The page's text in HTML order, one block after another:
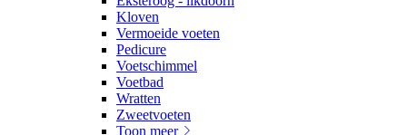
Kloven
Vermoeide voeten
Pedicure
Voetschimmel
Voetbad
Wratten
Zweetvoeten
Toon meer